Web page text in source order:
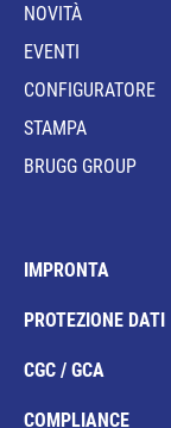
NOVITÀ
EVENTI
CONFIGURATORE
STAMPA
BRUGG GROUP
IMPRONTA
PROTEZIONE DATI
CGC / GCA
COMPLIANCE